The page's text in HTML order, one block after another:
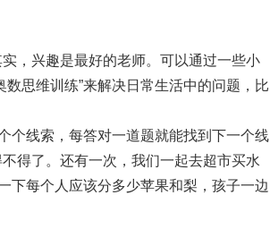
，兴趣是最好的老师。可以通过一些小
思维训练”来解决日常生活中的问题，比
个线索，每答对一道题就能找到下一个线
得了。还有一次，我们一起去超市买水
下每个人应该分多少苹果和梨，孩子一边